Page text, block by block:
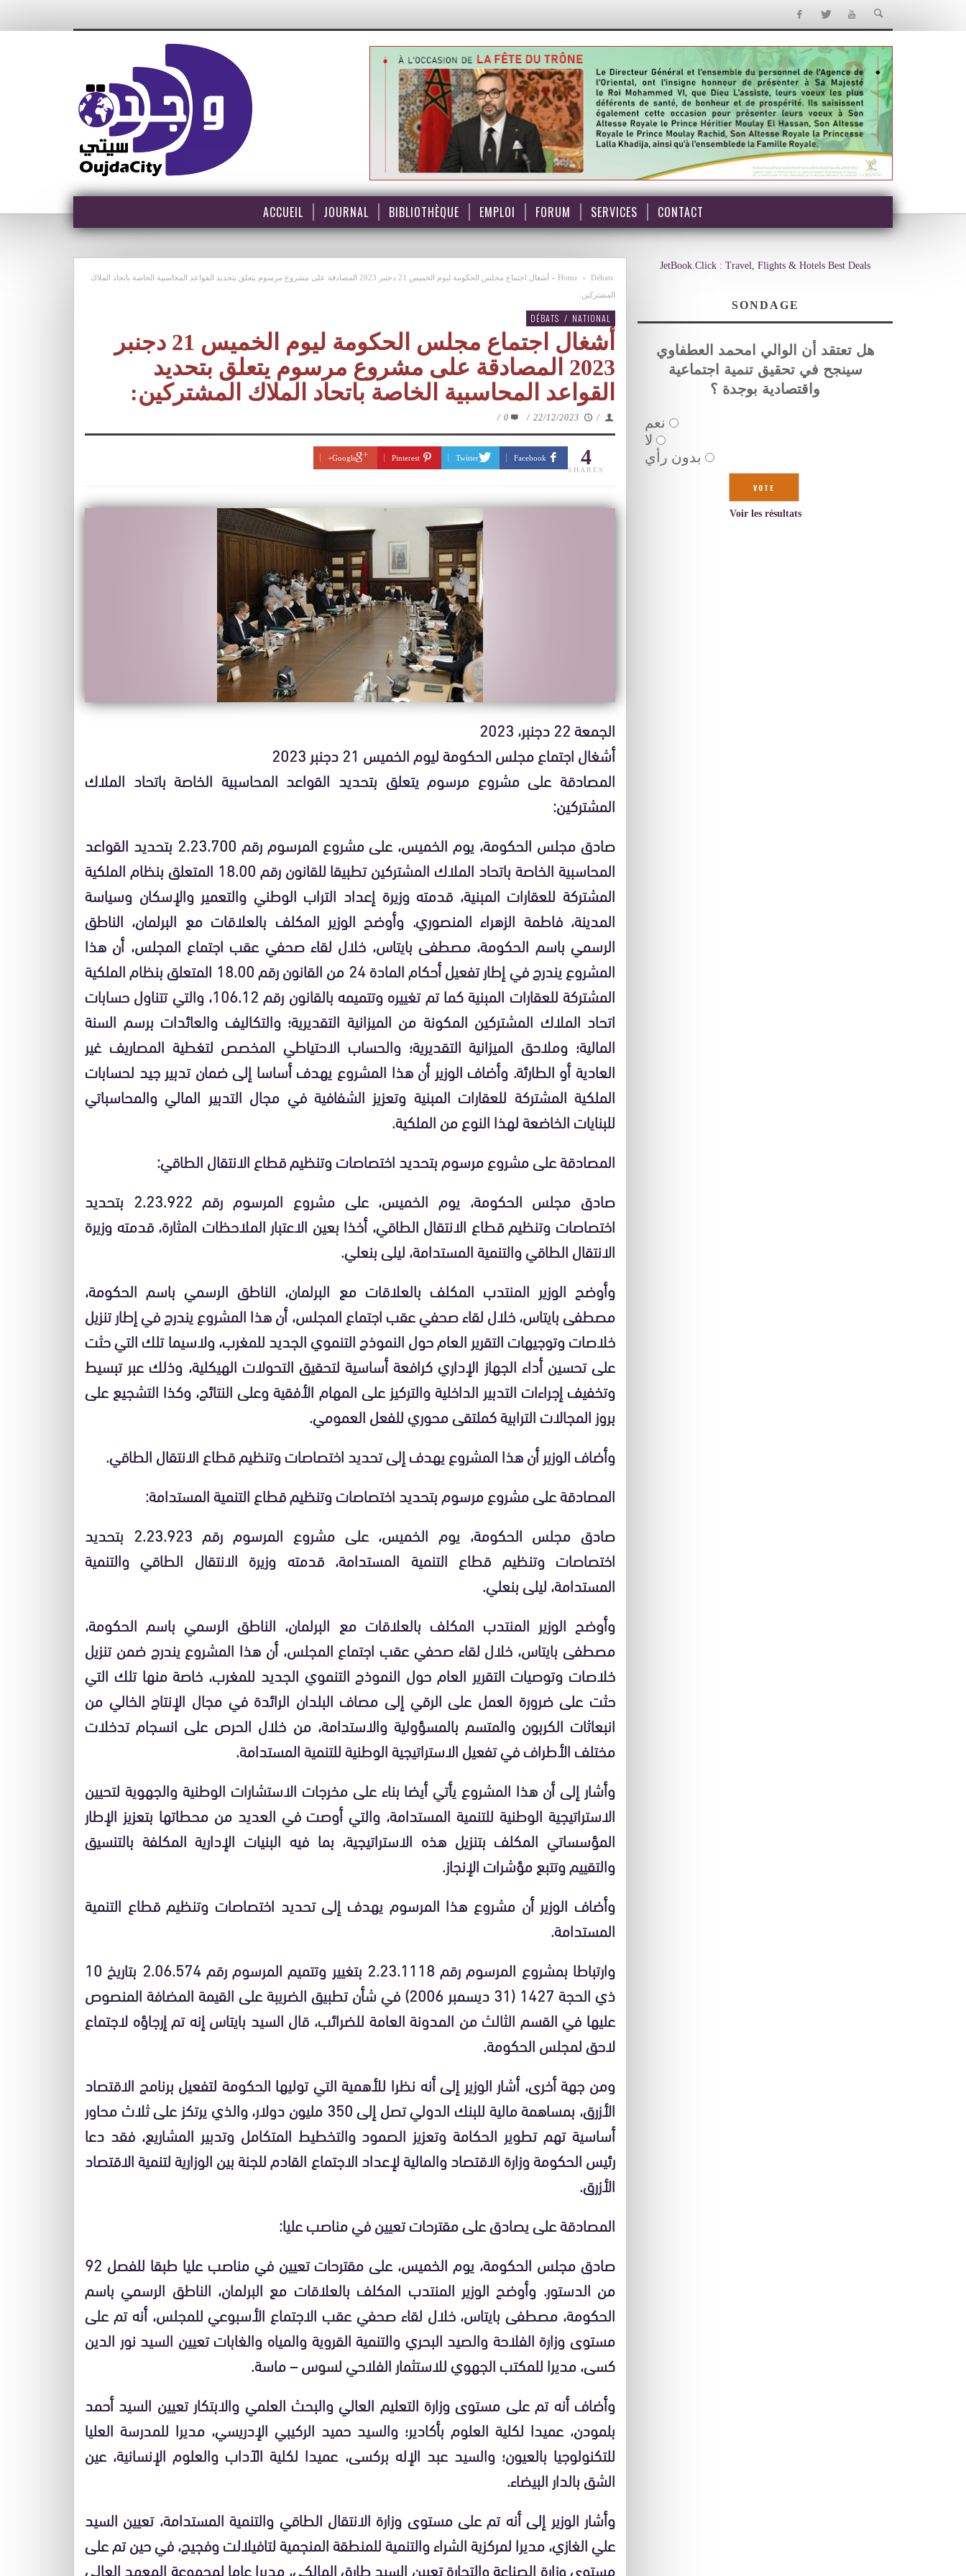
ACCUEIL JOURNAL BIBLIOTHÈQUE EMPLOI FORUM SERVICES CONTACT
Home » Débats
»
أشغال اجتماع مجلس الحكومة ليوم الخميس 21 دجنبر 2023 المصادقة على مشروع مرسوم يتعلق بتحديد القواعد المحاسبية الخاصة باتحاد الملاك
المشتركين:
DÉBATS / NATIONAL
أشغال اجتماع مجلس الحكومة ليوم الخميس 21 دجنبر
2023 المصادقة على مشروع مرسوم يتعلق بتحديد
القواعد المحاسبية الخاصة باتحاد الملاك المشتركين:
/
22/12/2023
/
0
/
4
SHARES
Facebook
Twitter
Pinterest
Google+
الجمعة 22 دجنبر، 2023
أشغال اجتماع مجلس الحكومة ليوم الخميس 21 دجنبر 2023
المصادقة على مشروع مرسوم يتعلق بتحديد القواعد المحاسبية الخاصة باتحاد الملاك
المشتركين:
صادق مجلس الحكومة، يوم الخميس، على مشروع المرسوم رقم 2.23.700 بتحديد القواعد
المحاسبية الخاصة باتحاد الملاك المشتركين تطبيقا للقانون رقم 18.00 المتعلق بنظام الملكية
المشتركة للعقارات المبنية، قدمته وزيرة إعداد التراب الوطني والتعمير والإسكان وسياسة
المدينة، فاطمة الزهراء المنصوري. وأوضح الوزير المكلف بالعلاقات مع البرلمان، الناطق
الرسمي باسم الحكومة، مصطفى بايتاس، خلال لقاء صحفي عقب اجتماع المجلس، أن هذا
المشروع يندرج في إطار تفعيل أحكام المادة 24 من القانون رقم 18.00 المتعلق بنظام الملكية
المشتركة للعقارات المبنية كما تم تغييره وتتميمه بالقانون رقم 106.12، والتي تتناول حسابات
اتحاد الملاك المشتركين المكونة من الميزانية التقديرية؛ والتكاليف والعائدات برسم السنة
المالية؛ وملاحق الميزانية التقديرية؛ والحساب الاحتياطي المخصص لتغطية المصاريف غير
العادية أو الطارئة. وأضاف الوزير أن هذا المشروع يهدف أساسا إلى ضمان تدبير جيد لحسابات
الملكية المشتركة للعقارات المبنية وتعزيز الشفافية في مجال التدبير المالي والمحاسباتي
للبنايات الخاضعة لهذا النوع من الملكية.
المصادقة على مشروع مرسوم بتحديد اختصاصات وتنظيم قطاع الانتقال الطاقي:
صادق مجلس الحكومة، يوم الخميس، على مشروع المرسوم رقم 2.23.922 بتحديد
اختصاصات وتنظيم قطاع الانتقال الطاقي، أخذا بعين الاعتبار الملاحظات المثارة، قدمته وزيرة
الانتقال الطاقي والتنمية المستدامة، ليلى بنعلي.
وأوضح الوزير المنتدب المكلف بالعلاقات مع البرلمان، الناطق الرسمي باسم الحكومة،
مصطفى بايتاس، خلال لقاء صحفي عقب اجتماع المجلس، أن هذا المشروع يندرج في إطار تنزيل
خلاصات وتوجيهات التقرير العام حول النموذج التنموي الجديد للمغرب، ولاسيما تلك التي حثت
على تحسين أداء الجهاز الإداري كرافعة أساسية لتحقيق التحولات الهيكلية، وذلك عبر تبسيط
وتخفيف إجراءات التدبير الداخلية والتركيز على المهام الأفقية وعلى النتائج، وكذا التشجيع على
بروز المجالات الترابية كملتقى محوري للفعل العمومي.
وأضاف الوزير أن هذا المشروع يهدف إلى تحديد اختصاصات وتنظيم قطاع الانتقال الطاقي.
المصادقة على مشروع مرسوم بتحديد اختصاصات وتنظيم قطاع التنمية المستدامة:
صادق مجلس الحكومة، يوم الخميس، على مشروع المرسوم رقم 2.23.923 بتحديد
اختصاصات وتنظيم قطاع التنمية المستدامة، قدمته وزيرة الانتقال الطاقي والتنمية
المستدامة، ليلى بنعلي.
وأوضح الوزير المنتدب المكلف بالعلاقات مع البرلمان، الناطق الرسمي باسم الحكومة،
مصطفى بايتاس، خلال لقاء صحفي عقب اجتماع المجلس، أن هذا المشروع يندرج ضمن تنزيل
خلاصات وتوصيات التقرير العام حول النموذج التنموي الجديد للمغرب، خاصة منها تلك التي
حثت على ضرورة العمل على الرقي إلى مصاف البلدان الرائدة في مجال الإنتاج الخالي من
انبعاثات الكربون والمتسم بالمسؤولية والاستدامة، من خلال الحرص على انسجام تدخلات
مختلف الأطراف في تفعيل الاستراتيجية الوطنية للتنمية المستدامة.
وأشار إلى أن هذا المشروع يأتي أيضا بناء على مخرجات الاستشارات الوطنية والجهوية لتحيين
الاستراتيجية الوطنية للتنمية المستدامة، والتي أوصت في العديد من محطاتها بتعزيز الإطار
المؤسساتي المكلف بتنزيل هذه الاستراتيجية، بما فيه البنيات الإدارية المكلفة بالتنسيق
والتقييم وتتبع مؤشرات الإنجاز.
وأضاف الوزير أن مشروع هذا المرسوم يهدف إلى تحديد اختصاصات وتنظيم قطاع التنمية
المستدامة.
وارتباطا بمشروع المرسوم رقم 2.23.1118 بتغيير وتتميم المرسوم رقم 2.06.574 بتاريخ 10
ذي الحجة 1427 (31 ديسمبر 2006) في شأن تطبيق الضريبة على القيمة المضافة المنصوص
عليها في القسم الثالث من المدونة العامة للضرائب، قال السيد بايتاس إنه تم إرجاؤه لاجتماع
لاحق لمجلس الحكومة.
ومن جهة أخرى، أشار الوزير إلى أنه نظرا للأهمية التي توليها الحكومة لتفعيل برنامج الاقتصاد
الأزرق، بمساهمة مالية للبنك الدولي تصل إلى 350 مليون دولار، والذي يرتكز على ثلاث محاور
أساسية تهم تطوير الحكامة وتعزيز الصمود والتخطيط المتكامل وتدبير المشاريع، فقد دعا
رئيس الحكومة وزارة الاقتصاد والمالية لإعداد الاجتماع القادم للجنة بين الوزارية لتنمية الاقتصاد
الأزرق.
المصادقة على يصادق على مقترحات تعيين في مناصب عليا:
صادق مجلس الحكومة، يوم الخميس، على مقترحات تعيين في مناصب عليا طبقا للفصل 92
من الدستور. وأوضح الوزير المنتدب المكلف بالعلاقات مع البرلمان، الناطق الرسمي باسم
الحكومة، مصطفى بايتاس، خلال لقاء صحفي عقب الاجتماع الأسبوعي للمجلس، أنه تم على
مستوى وزارة الفلاحة والصيد البحري والتنمية القروية والمياه والغابات تعيين السيد نور الدين
كسى، مديرا للمكتب الجهوي للاستثمار الفلاحي لسوس – ماسة.
وأضاف أنه تم على مستوى وزارة التعليم العالي والبحث العلمي والابتكار تعيين السيد أحمد
بلمودن، عميدا لكلية العلوم بأكادير؛ والسيد حميد الركيبي الإدريسي، مديرا للمدرسة العليا
للتكنولوجيا بالعيون؛ والسيد عبد الإله بركسى، عميدا لكلية الآداب والعلوم الإنسانية، عين
الشق بالدار البيضاء.
وأشار الوزير إلى أنه تم على مستوى وزارة الانتقال الطاقي والتنمية المستدامة، تعيين السيد
علي الغازي، مديرا لمركزية الشراء والتنمية للمنطقة المنجمية لتافيلالت وفجيج، في حين تم على
مستوى وزارة الصناعة والتجارة تعيين السيد طارق المالكي، مديرا عاما لمجموعة المعهد العالي
JetBook.Click : Travel, Flights & Hotels Best Deals
SONDAGE
هل تعتقد أن الوالي امحمد العطفاوي
سينجح في تحقيق تنمية اجتماعية
واقتصادية بوجدة ؟
نعم
لا
بدون رأي
Voir les résultats